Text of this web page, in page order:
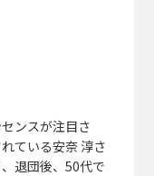
ンスが注目さ
ている安奈 淳さ
退団後、50代で